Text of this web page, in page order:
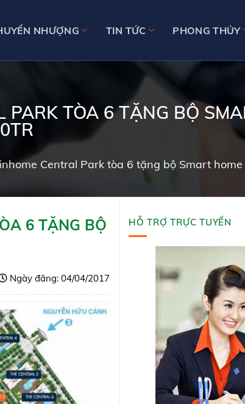
NHƯỢNG TIN TỨC PHONG THỦY
TÒA 6 TẶNG BỘ
Central Park tòa 6 tặng bộ Smart
6 TẶNG BỘ
Ngày đăng: 04/04/2017
HỖ TRỢ TRỰC TUYẾN